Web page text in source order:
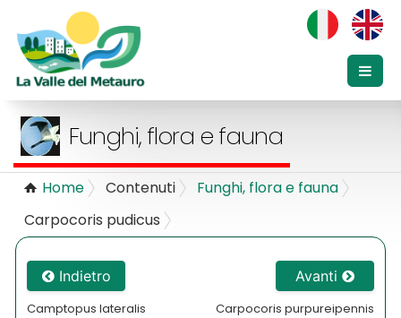
Funghi, flora e fauna
Home Contenuti
Funghi, flora e fauna
Carpocoris pudicus
Indietro
Camptopus lateralis
Avanti
Carpocoris purpureipennis